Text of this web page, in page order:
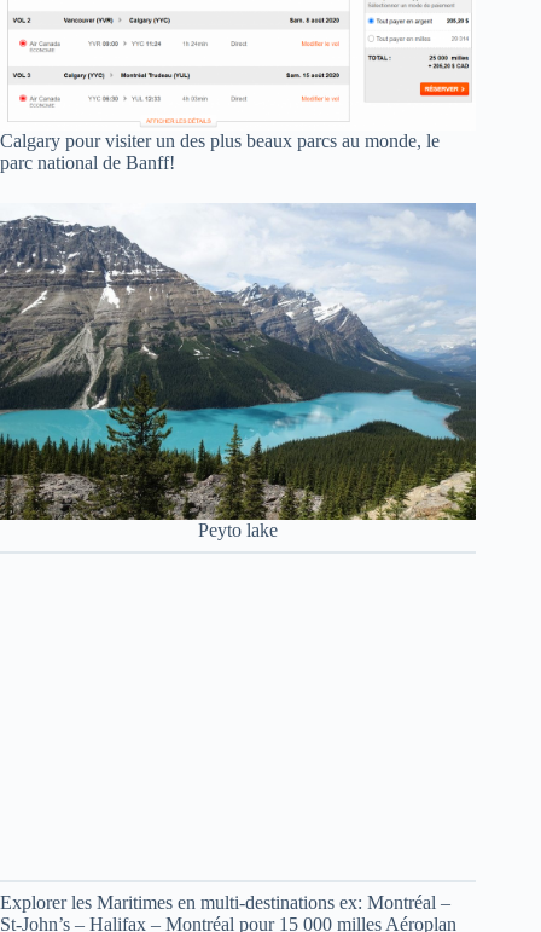
Calgary pour visiter un des plus beaux parcs au monde, le
parc national de Banff!
Peyto lake
Explorer les Maritimes en multi-destinations ex: Montréal –
St-John’s – Halifax – Montréal pour 15 000 milles Aéroplan